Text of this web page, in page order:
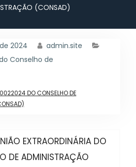
(CONSAD)
2024
admin.site
Conselho de
DO CONSELHO DE
EXTRAORDINÁRIA DO
DE ADMINISTRAÇÃO